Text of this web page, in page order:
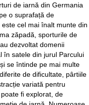
de iarnă din Germania
o suprafață de
cel mai înalt munte din
zăpadă, sporturile de
dezvoltat domenii
în satele din jurul Parcului
se întinde pe mai multe
de dificultate, pârtiile
variată pentru
fi explorat, de